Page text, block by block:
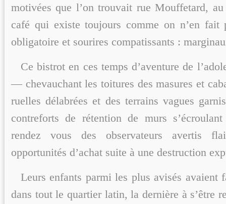
motivées que l’on trouvait rue Mouffetard,
café qui existe toujours comme on n’en fait
obligatoire et sourires compatissants :
Ce bistrot en ces temps d’aventure de
— chevauchant les toitures des masures et
ruelles délabrées et des terrains vagues
contreforts de rétention de murs
rendez vous des observateurs avertis
opportunités d’achat suite à une destruction
Leurs enfants parmi les plus avisés avaient
dans tout le quartier latin, la dernière à s’être